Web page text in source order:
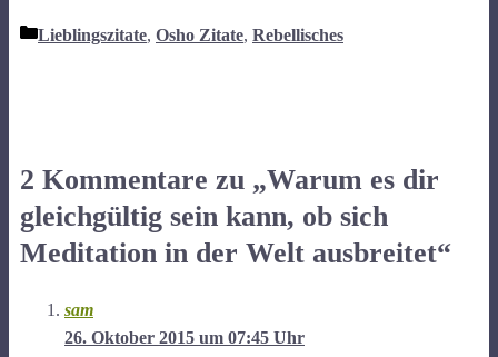
Kategorien
Lieblingszitate, Osho Zitate, Rebellisches
2 Kommentare zu „Warum es dir
gleichgültig sein kann, ob sich
Meditation in der Welt ausbreitet“
sam
26. Oktober 2015 um 07:45 Uhr